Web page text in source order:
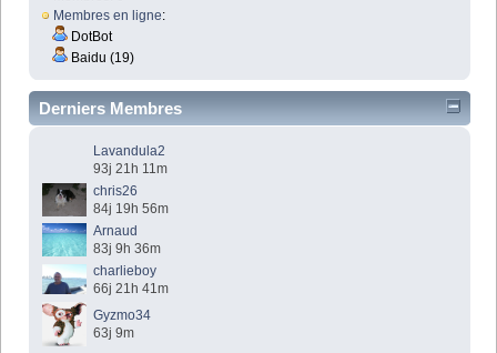
Membres en ligne:
DotBot
Baidu (19)
Derniers Membres
Lavandula2
93j 21h 11m
chris26
84j 19h 56m
Arnaud
83j 9h 36m
charlieboy
66j 21h 41m
Gyzmo34
63j 9m